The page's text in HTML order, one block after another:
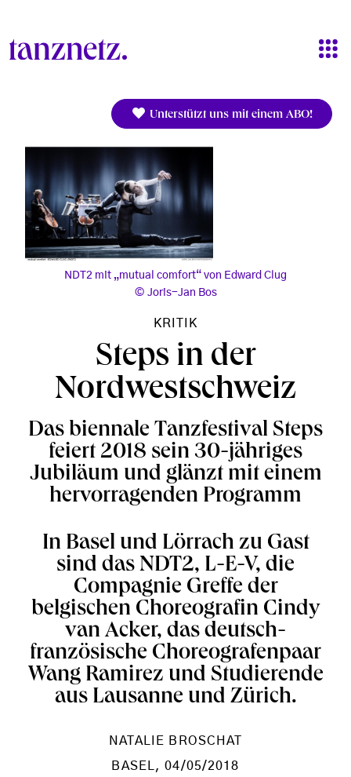
Unterstützt uns mit einem ABO!
NDT2 mit „mutual comfort“ von Edward Clug
Joris-Jan Bos
KRITIK
Steps in der
Nordwestschweiz
Das biennale Tanzfestival Steps
feiert 2018 sein 30-jähriges
Jubiläum und glänzt mit einem
hervorragenden Programm
In Basel und Lörrach zu Gast
sind das NDT2, L-E-V, die
Compagnie Greffe der
belgischen Choreografin Cindy
van Acker, das deutsch-
französische Choreografenpaar
Wang Ramirez und Studierende
aus Lausanne und Zürich.
NATALIE BROSCHAT
BASEL
, 04/05/2018